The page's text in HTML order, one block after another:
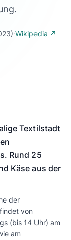
·Wikipedia ↗
Textilstadt
Rund 25
Käse aus der
der
von
(bis 14 Uhr) am
am